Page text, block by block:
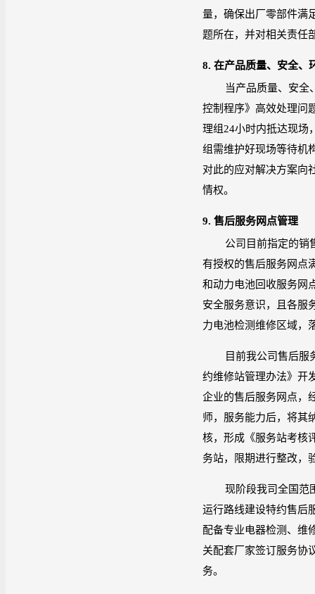
量，确保出厂零部件满
题所在，并对相关责任
8. 在产品质量、安全、
当产品质量、安全
控制程序》高效处理问
理组 24小时内抵达现场
组需维护好现场等待机
对此的应对解决方案向
情权。
9. 售后服务网点管理
公司目前指定的销
有授权的售后服务网点
和动力电池回收服务网
安全服务意识，且各服
力电池检测维修区域，
目前我公司售后服
约维修站管理办法》开
企业的售后服务网点，
师，服务能力后，将其
核，形成《服务站考核
务站，限期进行整改，
现阶段我司全国范
运行路线建设特约售后
配备专业电器检测、维
关配套厂家签订服务协
务。